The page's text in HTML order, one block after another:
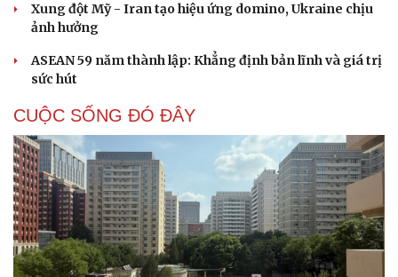
Xung đột Mỹ - Iran tạo hiệu ứng domino, Ukraine chịu
ảnh hưởng
ASEAN 59 năm thành lập: Khẳng định bản lĩnh và giá trị
sức hút
CUỘC SỐNG ĐÓ ĐÂY